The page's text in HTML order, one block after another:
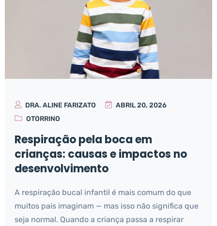
DRA. ALINE FARIZATO
ABRIL 20, 2026
OTORRINO
Respiração pela boca em
crianças: causas e impactos no
desenvolvimento
A respiração bucal infantil é mais comum do que
muitos pais imaginam — mas isso não significa que
seja normal. Quando a criança passa a respirar